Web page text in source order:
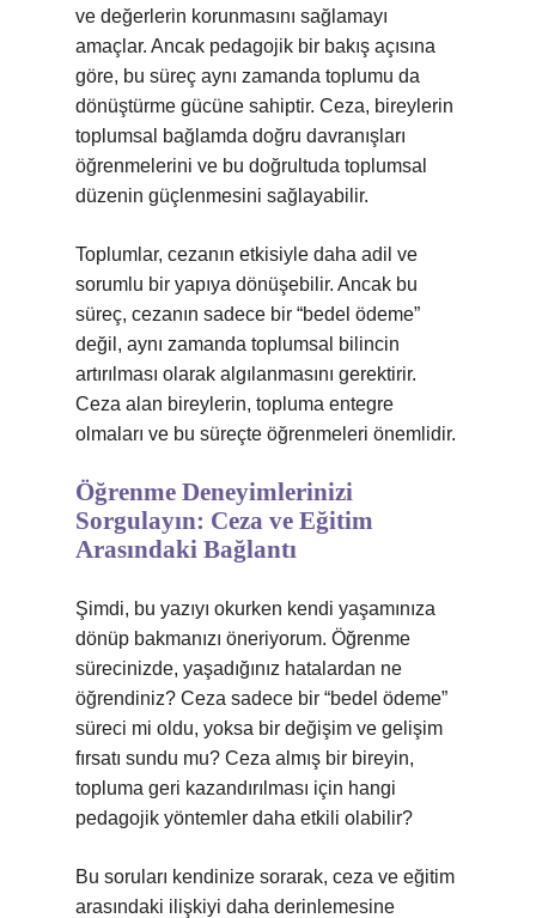
ve değerlerin korunmasını sağlamayı
amaçlar. Ancak pedagojik bir bakış açısına
göre, bu süreç aynı zamanda toplumu da
dönüştürme gücüne sahiptir. Ceza, bireylerin
toplumsal bağlamda doğru davranışları
öğrenmelerini ve bu doğrultuda toplumsal
düzenin güçlenmesini sağlayabilir.
Toplumlar, cezanın etkisiyle daha adil ve
sorumlu bir yapıya dönüşebilir. Ancak bu
süreç, cezanın sadece bir “bedel ödeme”
değil, aynı zamanda toplumsal bilincin
artırılması olarak algılanmasını gerektirir.
Ceza alan bireylerin, topluma entegre
olmaları ve bu süreçte öğrenmeleri önemlidir.
Öğrenme Deneyimlerinizi
Sorgulayın: Ceza ve Eğitim
Arasındaki Bağlantı
Şimdi, bu yazıyı okurken kendi yaşamınıza
dönüp bakmanızı öneriyorum. Öğrenme
sürecinizde, yaşadığınız hatalardan ne
öğrendiniz? Ceza sadece bir “bedel ödeme”
süreci mi oldu, yoksa bir değişim ve gelişim
fırsatı sundu mu? Ceza almış bir bireyin,
topluma geri kazandırılması için hangi
pedagojik yöntemler daha etkili olabilir?
Bu soruları kendinize sorarak, ceza ve eğitim
arasındaki ilişkiyi daha derinlemesine